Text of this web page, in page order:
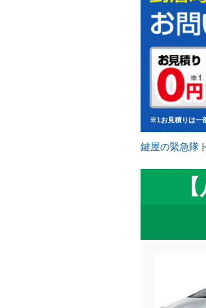
※1お見積りは一
鍵屋の緊急隊